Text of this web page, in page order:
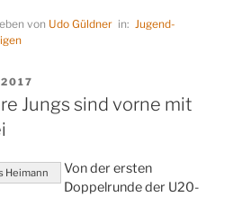
von Udo Güldner in:Jugend-
Jungs sind vorne mit
Heimann
Von der ersten
Doppelrunde der U20-